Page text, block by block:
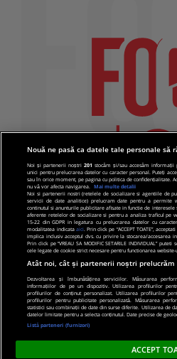
© 2019 PRO TV S.R.L |
de confidentialitate
Nouă ne pasă ca datele tale personale să
Noi și partenerii noștri201 stocăm și/sau accesăm
unici pentru prelucrarea datelor cu caracter personal. Puteți
sau în orice moment, pe pagina cu politica de confidențialitate.
nu vă vor afecta navigarea.
Mai multe detalii
Noi si partenerii nostri (retelele de socializare si agentiile de
servicii de date analitice) prelucram date pentru a permite
continutul si anunturile publicitare afisate in functie de
aferente retelelor de socializare si pentru a analiza traficul pe
15-22 din GDPR in legatura cu prelucrarea datelor cu
modalitatea indicata aici. Prin click pe “ACCEPT TOATE”,
implica inclusiv acceptul dvs. cu privire la stocarea/accesarea
Prin click pe “VREAU SA MODIFIC SETARILE INDIVIDUAL”
cele legate de cookie strict necesare pentru functionarea website-
Atât noi, cât și partenerii noștri prelucrăm
Dezvoltarea și îmbunătățirea serviciilor. Măsurarea
informațiilor de pe un dispozitiv. Utilizarea profilurilor
profilurilor de conținut personalizat. Utilizarea profilurilor
profilurilor pentru publicitate personalizată. Măsurarea
statistici sau combinații de date din surse diferite. Utilizarea de
datelor limitate pentru a selecta conținutul. Date precise de
Listă parteneri (furnizori)
ACCEPT